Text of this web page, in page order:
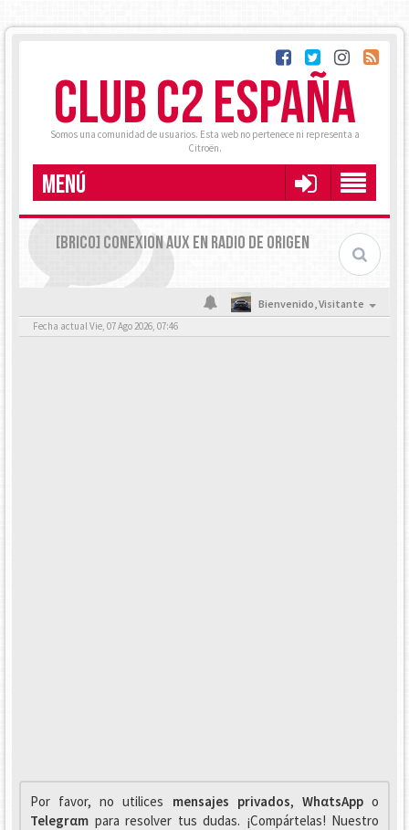
CLUB C2 ESPAÑA
Somos una comunidad de usuarios. Esta web no pertenece ni representa a
Citroën.
MENÚ
[BRICO] CONEXION AUX EN RADIO DE ORIGEN
Bienvenido,Visitante
Fecha actual Vie, 07 Ago 2026, 07:46
Por favor, no utilices mensajes privados, WhαtsAppo
Telegrαm para resolver tus dudas. ¡Compártelas! Nuestro